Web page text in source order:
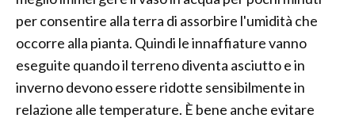
per consentire alla terra di assorbire l'umidità che
occorre alla pianta. Quindi le innaffiature vanno
eseguite quando il terreno diventa asciutto e in
inverno devono essere ridotte sensibilmente in
relazione alle temperature. È bene anche evitare